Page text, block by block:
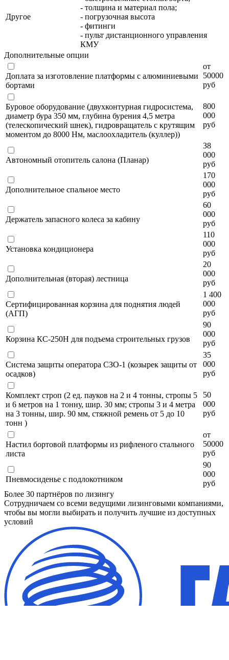
Другое
- толщина и материал пола;
- погрузочная высота
- фитинги
- пульт дистанционного управления
КМУ
Дополнительные опции
Доплата за изготовление платформы с алюминиевыми
бортами
от
50000
руб
Буровое оборудование (двухконтурная гидросистема,
диаметр бура 350 мм, глубина бурения 4,5 метра
(телескопический шнек), гидровращатель с крутящим
моментом до 8000 Нм, маслоохладитель (куллер))
800
000
руб
Автономный отопитель салона (Планар)
38
000
руб
Дополнительное спальное место
170
000
руб
Держатель запасного колеса за кабину
60
000
руб
Установка кондиционера
110
000
руб
Дополнительная (вторая) лестница
20
000
руб
Сертифицированная корзина для поднятия людей
(АГП)
1 400
000
руб
Корзина КС-250Н для подъема строительных грузов
90
000
руб
Система защиты оператора СЗО-1 (козырек защиты от
осадков)
35
000
руб
Комплект строп (2 ед. пауков на 2 и 4 тонны, стропы 5
и 6 метров на 1 тонну, шир. 30 мм; стропы 3 и 4 метра
на 3 тонны, шир. 90 мм, стяжной ремень от 5 до 10
тонн )
50
000
руб
Настил бортовой платформы из рифленого стального
листа
от
50000
руб
Пневмосиденье с подлокотником
90
000
руб
Более 30 партнёров по лизингу
Сотрудничаем со всеми ведущими лизинговыми компаниями,
чтобы вы могли выбирать и получить лучшие из доступных
условий